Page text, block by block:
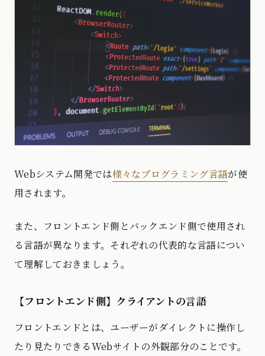
Webシステム開発では様々なプログラミング言語が使
用されます。
また、フロントエンド側とバックエンド側で使用され
る言語が異なります。それぞれの代表的な言語につい
て理解しておきましょう。
【フロントエンド側】クライアントの言語
フロントエンドとは、ユーザーがダイレクトに操作し
たり見たりできるWebサイトの外観部分のことです。